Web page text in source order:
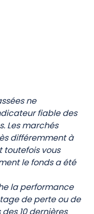
ne
fiable des
Les marchés
différemment à
toutefois vous
le fonds a été
la performance
de perte ou de